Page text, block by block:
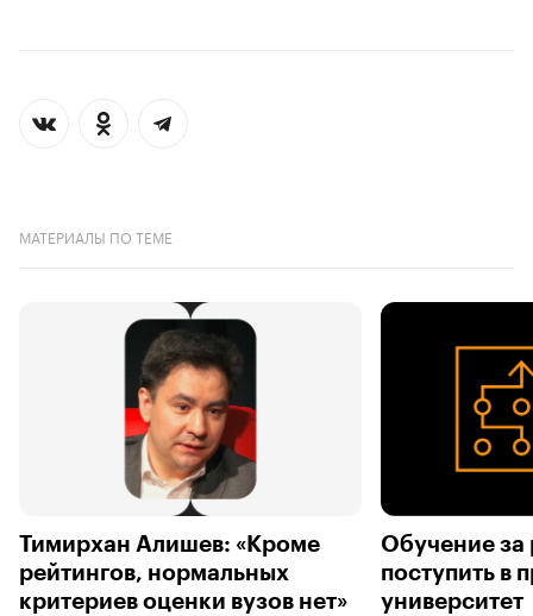
МАТЕРИАЛЫ ПО ТЕМЕ
Тимирхан Алишев: «Кроме
рейтингов, нормальных
критериев оценки вузов нет»
Обучение
поступить в
университет